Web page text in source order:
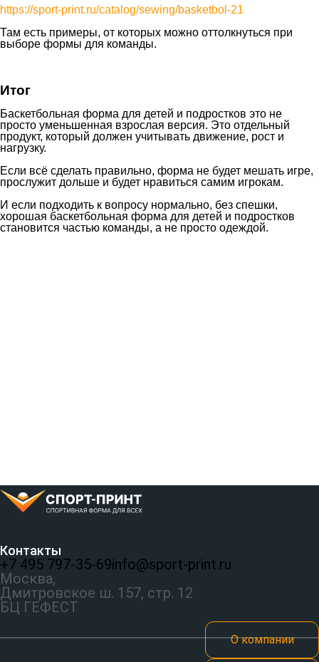
https://sport-print.ru/catalog/sewing/basketbol-21
Там есть примеры, от которых можно оттолкнуться при
выборе формы для команды.
Итог
Баскетбольная форма для детей и подростков это не
просто уменьшенная взрослая версия. Это отдельный
продукт, который должен учитывать движение, рост и
нагрузку.
Если всё сделать правильно, форма не будет мешать игре,
прослужит дольше и будет нравиться самим игрокам.
И если подходить к вопросу нормально, без спешки,
хорошая баскетбольная форма для детей и подростков
становится частью команды, а не просто одеждой.
Контакты
+7 495 797‑35-69info@sport-print.ru
Москва,
Дмитровское ш. 157, стр. 12
БЦ ГЕФЕСТ
О компании